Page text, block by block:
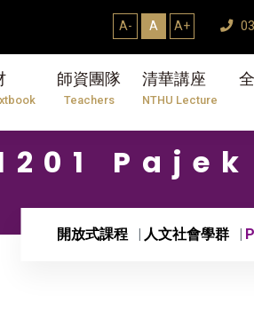
A- A A+
師資團隊
Teachers
清華講座
NTHU Lecture
Pajek
開放式課程 人文社會學群